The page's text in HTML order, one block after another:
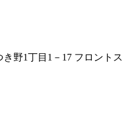
野1丁目1－17 フロントス